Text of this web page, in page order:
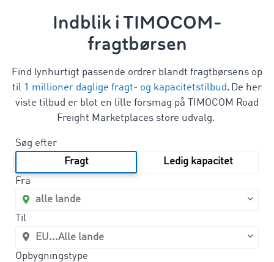
Indblik i TIMOCOM-
fragtbørsen
Find lynhurtigt passende ordrer blandt fragtbørsens op
til 1 millioner daglige fragt- og kapacitetstilbud. De her
viste tilbud er blot en lille forsmag på TIMOCOM Road
Freight Marketplaces store udvalg.
Søg efter
Fragt
Ledig kapacitet
Fra
Til
Opbygningstype